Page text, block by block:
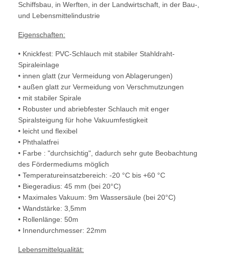
Schiffsbau, in Werften, in der Landwirtschaft, in der Bau-,
und Lebensmittelindustrie
Eigenschaften:
• Knickfest: PVC-Schlauch mit stabiler Stahldraht-
Spiraleinlage
• innen glatt (zur Vermeidung von Ablagerungen)
• außen glatt zur Vermeidung von Verschmutzungen
• mit stabiler Spirale
• Robuster und abriebfester Schlauch mit enger
Spiralsteigung für hohe Vakuumfestigkeit
• leicht und flexibel
• Phthalatfrei
• Farbe : "durchsichtig", dadurch sehr gute Beobachtung
des Fördermediums möglich
• Temperatureinsatzbereich: -20 °C bis +60 °C
• Biegeradius: 45 mm (bei 20°C)
• Maximales Vakuum: 9m Wassersäule (bei 20°C)
• Wandstärke: 3,5mm
• Rollenlänge: 50m
• Innendurchmesser: 22mm
Lebensmittelqualität: